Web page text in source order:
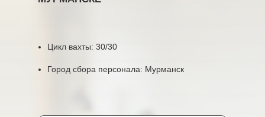
Цикл вахты: 30/30
Город сбора персонала: Мурманск